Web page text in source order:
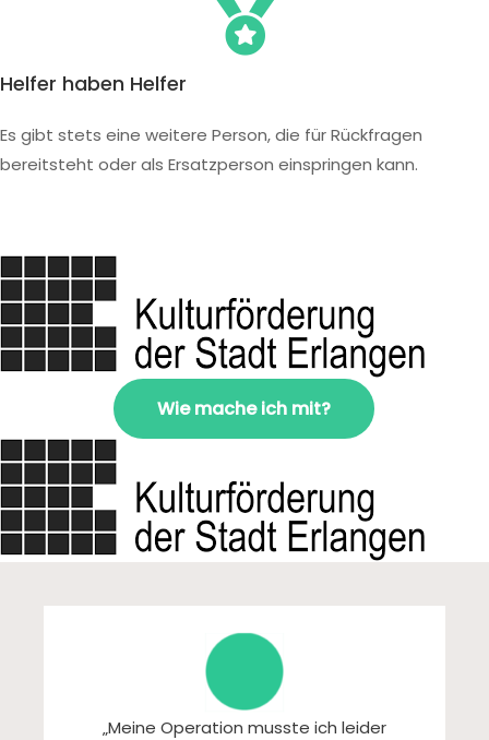
Helfer haben Helfer
Es gibt stets eine weitere Person, die für Rückfragen
bereitsteht oder als Ersatzperson einspringen kann.
Wie mache ich mit?
„Meine Operation musste ich leider